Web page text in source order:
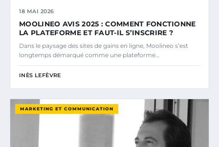
18 MAI 2026
MOOLINEO AVIS 2025 : COMMENT FONCTIONNE
LA PLATEFORME ET FAUT-IL S’INSCRIRE ?
Dans le paysage des sites de gains en ligne, Moolineo s’est
longtemps démarqué comme une plateforme…
INÈS LEFÈVRE
MARKETING ET COMMUNICATION